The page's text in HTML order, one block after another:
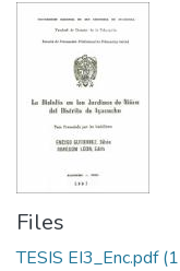
Files
TESIS EI3_Enc.pdf